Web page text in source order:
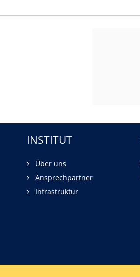
INSTITUT
Über uns
Ansprechpartner
Infrastruktur